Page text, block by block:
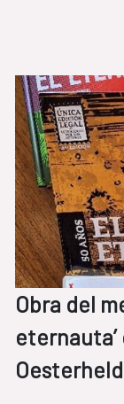
Obra del
Oesterheld